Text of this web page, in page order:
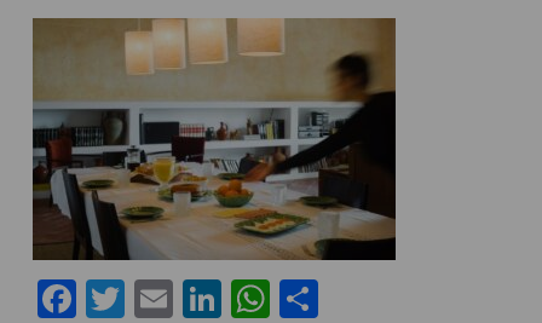
Facebook
Twitter
EmailLinkedIn
WhatsApp